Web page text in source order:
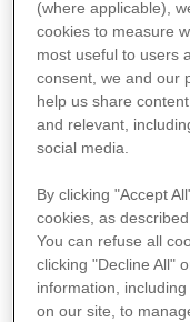
dat patiënten
Wanneer iemand
of haar wereld op
traject met
informatie goed
begrijpt?
Herkent u
Herkent signalen
(where applicable),
cookies to measure
most useful to users
consent, we and our
help us share
and relevant,
social media.
By clicking "Accept
cookies, as
You can refuse all
clicking "Decline All"
information,
on our site, to